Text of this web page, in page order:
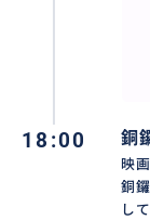
18:00 銅
映
銅
し